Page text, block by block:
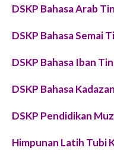
DSKP Bahasa Arab
DSKP Bahasa Semai
DSKP Bahasa Iban
DSKP Bahasa
DSKP Pendidikan
Himpunan Latih Tubi